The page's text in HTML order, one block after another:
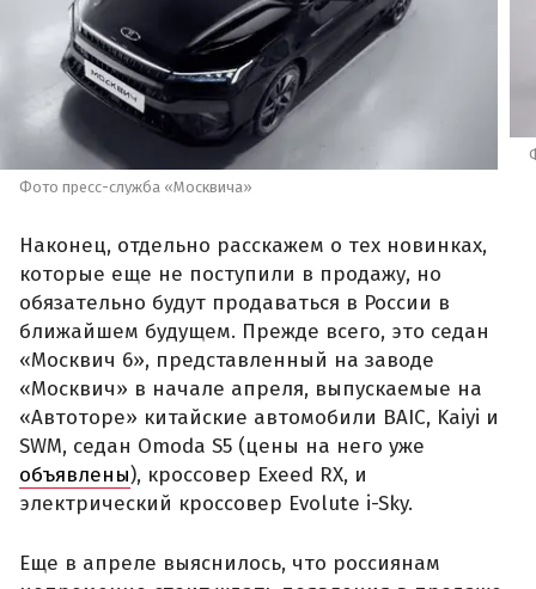
Фото пресс-служба «Москвича»
Наконец, отдельно расскажем о тех новинках,
которые еще не поступили в продажу, но
обязательно будут продаваться в России в
ближайшем будущем. Прежде всего, это седан
«Москвич 6», представленный на заводе
«Москвич» в начале апреля, выпускаемые на
«Автоторе» китайские автомобили BAIC, Kaiyi и
SWM, седан Omoda S5 (цены на него уже
объявлены), кроссовер Exeed RX, и
электрический кроссовер Evolute i-Sky.
Еще в апреле выяснилось, что россиянам